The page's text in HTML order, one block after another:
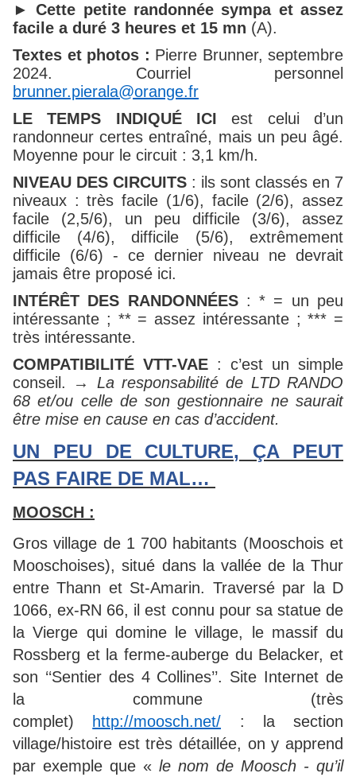
►Cette petite randonnée sympa et assez
facile a duré 3 heures et 15 mn (A).
Textes et photos : Pierre Brunner, septembre
2024. Courriel personnel
brunner.pierala@orange.fr
LE TEMPS INDIQUÉ ICI est celui d’un
randonneur certes entraîné, mais un peu âgé.
Moyenne pour le circuit : 3,1 km/h.
NIVEAU DES CIRCUITS : ils sont classés en 7
niveaux : très facile (1/6), facile (2/6), assez
facile (2,5/6), un peu difficile (3/6), assez
difficile (4/6), difficile (5/6), extrêmement
difficile (6/6) - ce dernier niveau ne devrait
jamais être proposé ici.
INTÉRÊT DES RANDONNÉES: * = un peu
intéressante ; ** = assez intéressante ; *** =
très intéressante.
COMPATIBILITÉ VTT-VAE : c’est un simple
conseil. → La responsabilité de LTD RANDO
68 et/ou celle de son gestionnaire ne saurait
être mise en cause en cas d’accident.
UN PEU DE CULTURE, ÇA PEUT
PAS FAIRE DE MAL…
MOOSCH :
Gros village de 1 700 habitants (Mooschois et
Mooschoises), situé dans la vallée de la Thur
entre Thann et St-Amarin. Traversé par la D
1066, ex-RN 66, il est connu pour sa statue de
la Vierge qui domine le village, le massif du
Rossberg et la ferme-auberge du Belacker, et
son ‘‘Sentier des 4 Collines’’. Site Internet de
la commune (très
complet)
http://moosch.net/ : la section
village/histoire est très détaillée, on y apprend
par exemple que « le nom de Moosch - qu’il